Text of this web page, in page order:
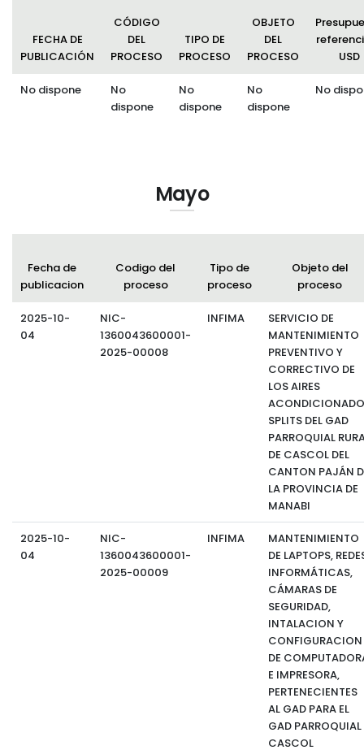
FECHA DE
PUBLICACIÓN
CÓDIGO
DEL
PROCESO
TIPO DE
PROCESO
OBJETO
DEL
PROCESO
USD
No dispone
No
dispone
No
dispone
No
dispone
No
Mayo
Fecha de
publicacion
Codigo del
proceso
Tipo de
proceso
Objeto del
proceso
2025-10-
04
NIC-
1360043600001-
2025-00008
INFIMA
SERVICIO DE
MANTENIMIENTO
PREVENTIVO Y
CORRECTIVO DE
LOS AIRES
SPLITS DEL GAD
PARROQUIAL
DE CASCOL DEL
CANTON PAJÁN
LA PROVINCIA DE
MANABI
2025-10-
04
NIC-
1360043600001-
2025-00009
INFIMA
MANTENIMIENTO
DE LAPTOPS,
INFORMÁTICAS,
CÁMARAS DE
SEGURIDAD,
INTALACION Y
CONFIGURACION
DE
E IMPRESORA,
PERTENECIENTES
AL GAD PARA EL
GAD PARROQUIAL
CASCOL